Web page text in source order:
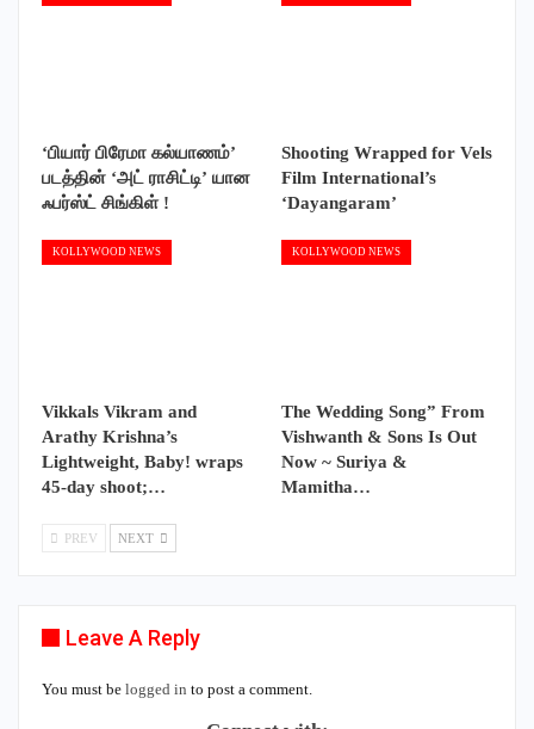
‘பியார் பிரேமா கல்யாணம்’
படத்தின் ‘அட் ராசிட்டி’ யான
ஃபர்ஸ்ட் சிங்கிள் !
Shooting Wrapped for Vels
Film International’s
‘Dayangaram’
KOLLYWOOD NEWS
Vikkals Vikram and
Arathy Krishna’s
Lightweight, Baby! wraps
45-day shoot;…
KOLLYWOOD NEWS
The Wedding Song” From
Vishwanth & Sons Is Out
Now ~ Suriya &
Mamitha…
PREV NEXT
Leave A Reply
You must be logged in to post a comment.